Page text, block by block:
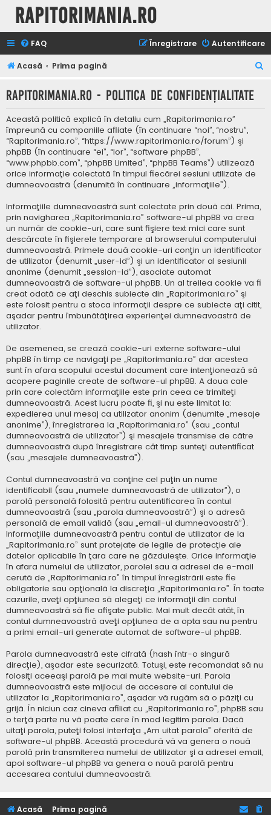
Rapitorimania.ro
FAQ Autentificare
Înregistrare
Acasă Prima pagină
t
Rapitorimania.ro - Politica de confidenţialitate
Această politică explică în detaliu cum „Rapitorimania.ro”
împreună cu companiile afliate (în continuare “noi”, “nostru”,
“Rapitorimania.ro”, “https://www.rapitorimania.ro/forum”) şi
phpBB (în continuare “ei”, “lor”, “software phpBB”,
“www.phpbb.com”, “phpBB Limited”, “phpBB Teams”) utilizează
orice informaţie colectată în timpul fiecărei sesiuni utilizate de
dumneavoastră (denumită în continuare „informaţiile”).
Informaţiile dumneavoastră sunt colectate prin două căi. Prima,
prin navigharea „Rapitorimania.ro” software-ul phpBB va crea
un număr de cookie-uri, care sunt fişiere text mici care sunt
descărcate în fişierele temporare al browserului computerului
dumneavoastră. Primele două cookie-uri conţin un identificator
de utilizator (denumit „user-id”) şi un identificator al sesiunii
anonime (denumit „session-id”), asociate automat
dumneavoastră de software-ul phpBB. Un al treilea cookie va fi
creat odată ce aţi deschis subiecte din „Rapitorimania.ro” şi
este folosit pentru a stoca informaţii despre ce subiecte aţi citit,
aşadar pentru îmbunătăţirea experienţei dumneavoastră de
utilizator.
De asemenea, se crează cookie-uri externe software-ului
phpBB în timp ce navigaţi pe „Rapitorimania.ro” dar acestea
sunt în afara scopului acestui document care intenţionează să
acopere paginile create de software-ul phpBB. A doua cale
prin care colectăm informaţiile este prin ceea ce trimiteţi
dumneavoastră. Acest lucru poate fi, şi nu este limitat la:
expedierea unui mesaj ca utilizator anonim (denumite „mesaje
anonime”), înregistrarea la „Rapitorimania.ro” (sau „contul
dumneavoastră de utilizator”) şi mesajele transmise de către
dumneavoastră după înregistrare cât timp sunteţi autentificat
(sau „mesajele dumneavoastră”).
Contul dumneavoastră va conţine cel puţin un nume
identificabil (sau „numele dumneavoastră de utilizator”), o
parolă personală folosită pentru autentificarea în contul
dumneavoastră (sau „parola dumneavoastră”) şi o adresă
personală de email validă (sau „email-ul dumneavoastră”).
Informaţiile dumneavoastră pentru contul de utilizator de la
„Rapitorimania.ro” sunt protejate de legile de protecţie ale
datelor aplicabile în ţara care ne găzduieşte. Orice informaţie
în afara numelui de utilizator, parolei sau a adresei de e-mail
cerută de „Rapitorimania.ro” în timpul înregistrării este fie
obligatorie sau opţională la discreţia „Rapitorimania.ro”. În toate
cazurile, aveţi opţiunea să alegeţi ce informaţii din contul
dumneavoastră să fie afişate public. Mai mult decât atât, în
contul dumneavoastră aveţi opţiunea de a opta sau nu pentru
a primi email-uri generate automat de software-ul phpBB.
Parola dumneavoastră este cifrată (hash într-o singură
direcţie), aşadar este securizată. Totuşi, este recomandat să nu
folosiţi aceeaşi parolă pe mai multe website-uri. Parola
dumneavoastră este mijlocul de accesare al contului de
utilizator la „Rapitorimania.ro”, aşadar vă rugăm să o păziţi cu
grijă. În niciun caz cineva afiliat cu „Rapitorimania.ro”, phpBB sau
o terţă parte nu vă poate cere în mod legitim parola. Dacă
uitaţi parola, puteţi folosi interfaţa „Am uitat parola” oferită de
software-ul phpBB. Această procedură vă va genera o nouă
parolă prin transmiterea numelui de utilizator şi a adresei email,
apoi software-ul phpBB va genera o nouă parolă pentru
accesarea contului dumneavoastră.
Acasă Prima pagină